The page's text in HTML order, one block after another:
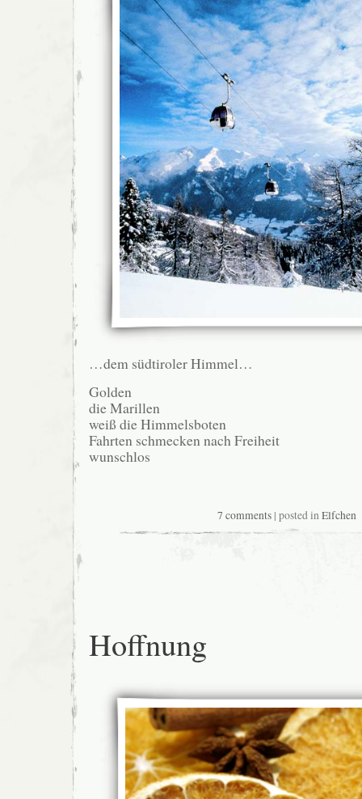
…dem südtiroler Himmel…
Golden
die Marillen
weiß die Himmelsboten
Fahrten schmecken nach Freiheit
wunschlos
7 comments | posted inElfchen
Hoffnung